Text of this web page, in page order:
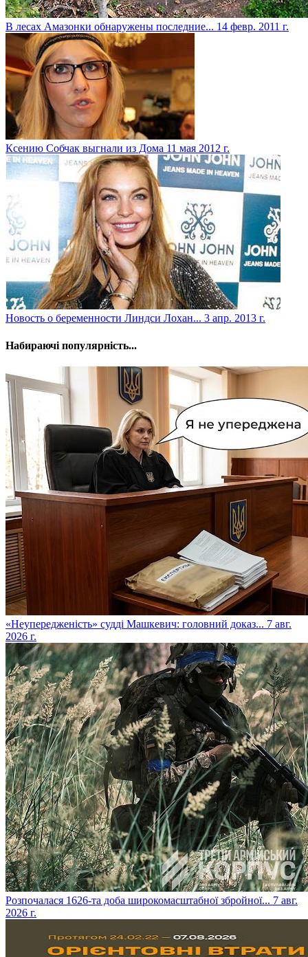
В лесах Амазонки обнаружены последние... 14 февр. 2011 г.
Ксению Собчак выгнали из Дома 11 мая 2012 г.
Новость о беременности Линдси Лохан... 3 апр. 2013 г.
Набираючі популярність...
​«Неупередженість» судді Машкевич: головний доказ... 7 авг.
2026 г.
​Розпочалася 1626-та доба широкомасштабної збройної... 7 авг.
2026 г.